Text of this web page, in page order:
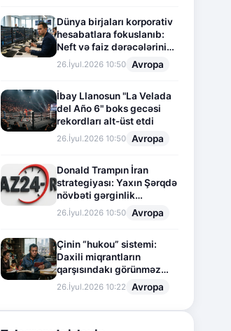
Dünya birjaları korporativ
hesabatlara fokuslanıb:
Neft və faiz dərəcələrinin
təsiri altında cari vəziyyət
26.İyul.2026 10:50 Avropa
İbay Llanosun "La Velada
del Año 6" boks gecəsi
rekordları alt-üst etdi
26.İyul.2026 10:50 Avropa
Donald Trampın İran
strategiyası: Yaxın Şərqdə
növbəti gərginlik
mərhələsi
26.İyul.2026 10:50 Avropa
Çinin “hukou” sistemi:
Daxili miqrantların
qarşısındakı görünməz
sədd
26.İyul.2026 10:22 Avropa